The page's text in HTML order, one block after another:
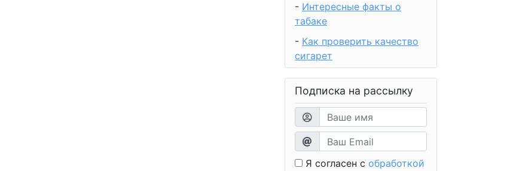
- Интересные факты о
табаке
- Как проверить качество
сигарет
Подписка на рассылку
Я согласен с обработкой